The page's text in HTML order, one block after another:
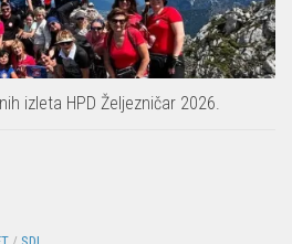
izleta HPD Željezničar 2026.